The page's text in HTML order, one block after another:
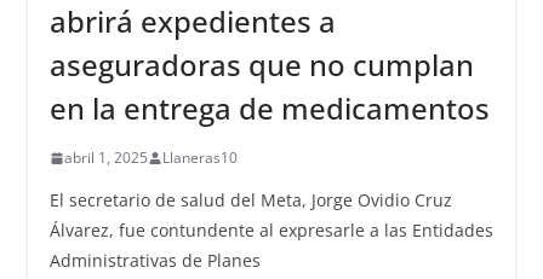
abrirá expedientes a
aseguradoras que no cumplan
en la entrega de medicamentos
abril 1, 2025 Llaneras10
El secretario de salud del Meta, Jorge Ovidio Cruz
Álvarez, fue contundente al expresarle a las Entidades
Administrativas de Planes